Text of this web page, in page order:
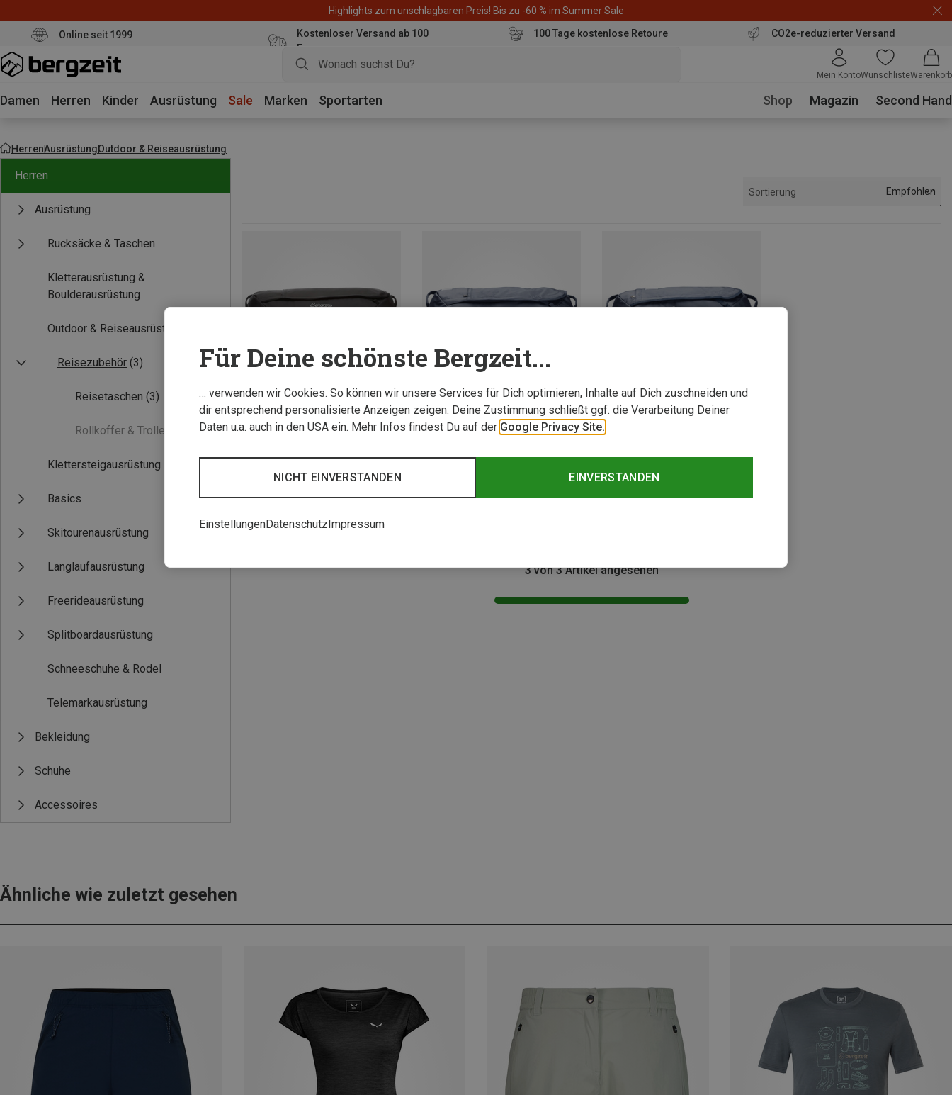
Highlights zum unschlagbaren Preis! Bis zu -60 % im Summer Sale
Online seit 1999
Kostenloser Versand ab 100
Euro
100 Tage kostenlose Retoure CO2e-reduzierter Versand
Mein KontoWunschlisteWarenkorb
Damen Herren Kinder Ausrüstung Sale Marken Sportarten Shop Magazin Second Hand
HerrenAusrüstungOutdoor & Reiseausrüstung
Herren
Ausrüstung
Rucksäcke & Taschen
Kletterausrüstung &
Boulderausrüstung
Outdoor & Reiseausrüstung
Reisezubehör (3)
Reisetaschen (3)
Rollkoffer & Trolleys
Klettersteigausrüstung
Basics
Skitourenausrüstung
Langlaufausrüstung
Freerideausrüstung
Splitboardausrüstung
Schneeschuhe & Rodel
Telemarkausrüstung
Bekleidung
Schuhe
Accessoires
Sortierung Empfohlen
Größen
Kompass Duffel 75L Tasche
Größen
Kompass Duffel 50L Tasche
3 von 3 Artikel angesehen
Ähnliche wie zuletzt gesehen
Für Deine schönste Bergzeit...
… verwenden wir Cookies. So können wir unsere Services für Dich optimieren, Inhalte auf Dich zuschneiden und
dir entsprechend personalisierte Anzeigen zeigen. Deine Zustimmung schließt ggf. die Verarbeitung Deiner
Daten u.a. auch in den USA ein. Mehr Infos findest Du auf der Google Privacy Site.
EINVERSTANDEN
NICHT EINVERSTANDEN
EinstellungenDatenschutzImpressum